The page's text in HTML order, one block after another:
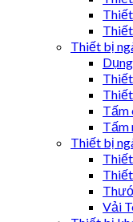
Thiết bị
Tấm
Tấm
Thiết bị
Vải